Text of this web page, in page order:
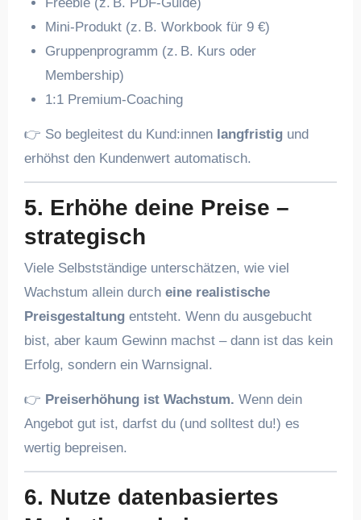
Mini-Produkt (z. B. Workbook für 9 €)
Gruppenprogramm (z. B. Kurs oder
Membership)
1:1 Premium-Coaching
👉 So begleitest du Kund:innen langfristigund
erhöhst den Kundenwert automatisch.
5. Erhöhe deine Preise –
strategisch
Viele Selbstständige unterschätzen, wie viel
Wachstum allein durch eine realistische
Preisgestaltungentsteht. Wenn du ausgebucht
bist, aber kaum Gewinn machst – dann ist das kein
Erfolg, sondern ein Warnsignal.
👉 Preiserhöhung ist Wachstum. Wenn dein
Angebot gut ist, darfst du (und solltest du!) es
wertig bepreisen.
6. Nutze datenbasiertes